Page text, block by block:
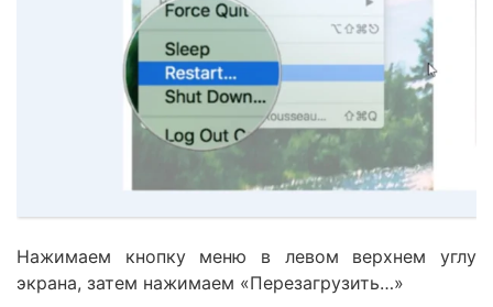
Нажимаем кнопку меню в левом верхнем углу
экрана, затем нажимаем «Перезагрузить…»